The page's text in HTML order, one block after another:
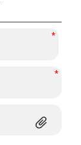
*
*